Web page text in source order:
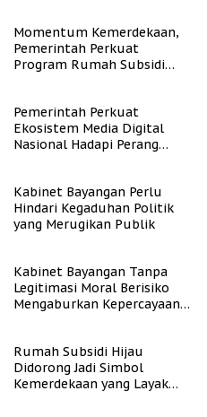
Momentum Kemerdekaan,
Pemerintah Perkuat
Program Rumah Subsidi
Pemerintah Perkuat
Ekosistem Media Digital
Nasional Hadapi Perang
Kabinet Bayangan Perlu
Hindari Kegaduhan Politik
yang Merugikan Publik
Kabinet Bayangan Tanpa
Legitimasi Moral Berisiko
Mengaburkan Kepercayaan
Rumah Subsidi Hijau
Didorong Jadi Simbol
Kemerdekaan yang Layak